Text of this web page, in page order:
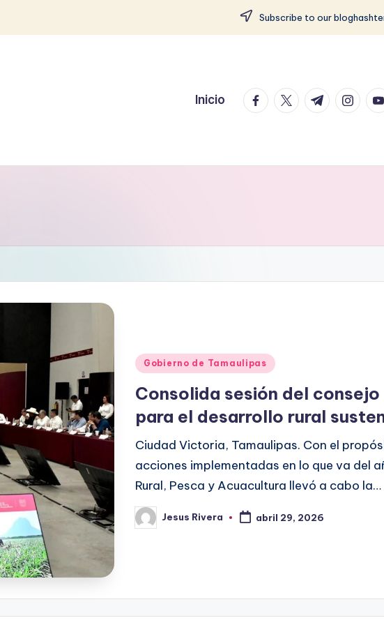
Subscribe to our
Inicio facebook.com
twitter.com
t.me
Publicado
Gobierno de Tamaulipas
Consolida sesión del
para el desarrollo rural
Ciudad Victoria, Tamaulipas. Con el
acciones implementadas en lo que va del
Rural, Pesca y Acuacultura llevó a cabo la…
Publicado
por
Jesus Rivera abril 29, 2026